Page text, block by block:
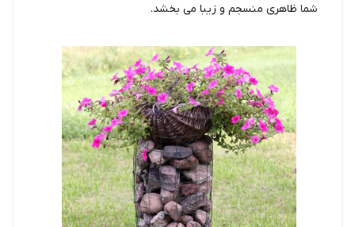
شما ظاهری منسجم و زیبا می بخشد.